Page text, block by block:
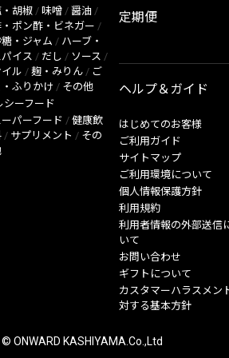
胡椒 / 味噌 / 醤油 /
ポン酢・ビネガー /
・ジャム / ハーブ・
パイス / だし / ソース /
イル / 麹・みりん / ご
・ふりかけ / その他
シーフード
ーパーフード / 健康飲
/ サプリメント / その
定期便
ヘルプ＆ガイド
はじめてのお客様
ご利用ガイド
サイトマップ
ご利用環境について
個人情報保護方針
利用規約
利用者情報の外部送信
いて
お問い合わせ
ギフトについて
カスタマーハラスメン
対する基本方針
© ONWARD KASHIYAMA.Co.,Ltd